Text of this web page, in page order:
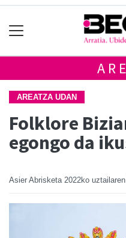
AREATZA UDAN
Folklore
egongo da
Asier Abrisketa 2022ko